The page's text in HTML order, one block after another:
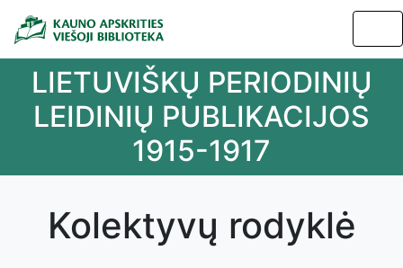
LIETUVIŠKŲ PERIODINIŲ
LEIDINIŲ PUBLIKACIJOS
1915-1917
Kolektyvų rodyklė